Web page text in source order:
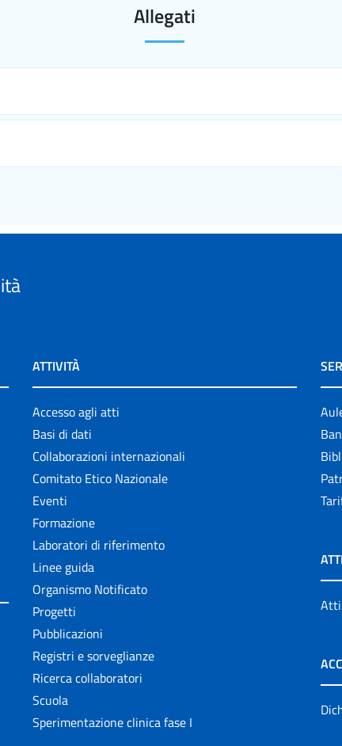
Allegati
ATTIVITÀ
Accesso agli atti
Basi di dati
Collaborazioni internazionali
Comitato Etico Nazionale
Eventi
Formazione
Laboratori di riferimento
Linee guida
Organismo Notificato
Progetti
Pubblicazioni
Registri e sorveglianze
Ricerca collaboratori
Scuola
Sperimentazione clinica fase I
Atti